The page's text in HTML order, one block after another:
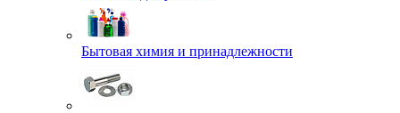
Бытовая химия и принадлежности